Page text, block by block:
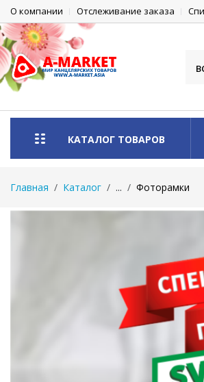
О компании Отслеживание заказа
КАТАЛОГ ТОВАРОВ
Главная Каталог ... Фоторамки